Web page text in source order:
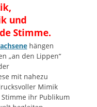
und
Stimme.
hängen
„an den Lippen“
mit nahezu
Mimik
ihr Publikum